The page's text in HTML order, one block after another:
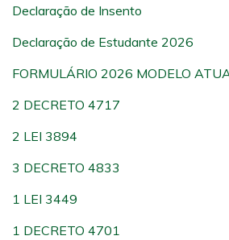
Declaração de Insento
Declaração de Estudante 2026
FORMULÁRIO 2026 MODELO
2 DECRETO 4717
2 LEI 3894
3 DECRETO 4833
1 LEI 3449
1 DECRETO 4701